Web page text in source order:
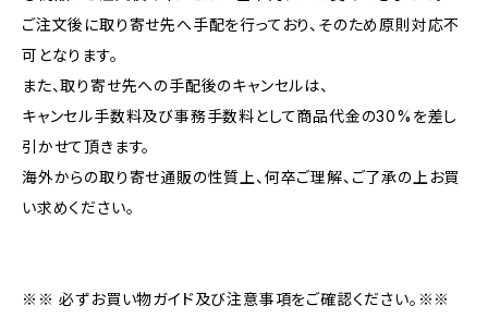
ご注文後に取り寄せ先へ手配を行っており、そのため原則対応不
可となります。
また、取り寄せ先への手配後のキャンセルは、
キャンセル手数料及び事務手数料として商品代金の30%を差し
引かせて頂きます。
海外からの取り寄せ通販の性質上、何卒ご理解、ご了承の上お買
い求めください。
※※ 必ずお買い物ガイド及び注意事項をご確認ください。※※